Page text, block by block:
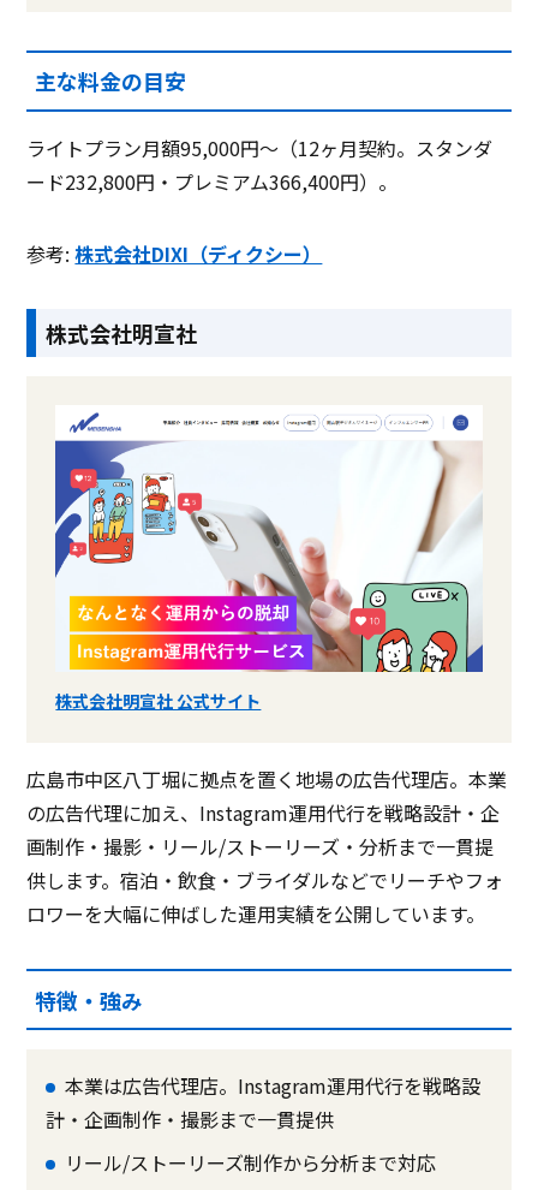
主な料金の目安
ライトプラン月額95,000円〜（12ヶ月契約。スタンダ
ード232,800円・プレミアム366,400円）。
参考:株式会社DIXI（ディクシー）
株式会社明宣社
株式会社明宣社 公式サイト
広島市中区八丁堀に拠点を置く地場の広告代理店。本業
の広告代理に加え、Instagram運用代行を戦略設計・企
画制作・撮影・リール/ストーリーズ・分析まで一貫提
供します。宿泊・飲食・ブライダルなどでリーチやフォ
ロワーを大幅に伸ばした運用実績を公開しています。
特徴・強み
本業は広告代理店。Instagram運用代行を戦略設
計・企画制作・撮影まで一貫提供
リール/ストーリーズ制作から分析まで対応